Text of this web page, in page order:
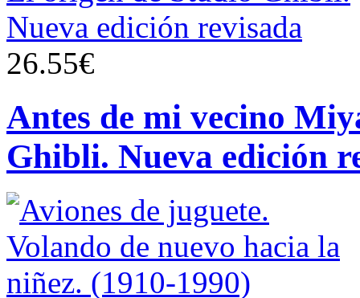
26.55€
Antes de mi vecino
Ghibli. Nueva edición